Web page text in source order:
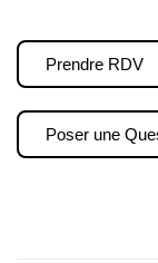
Prendre RDV
Poser une